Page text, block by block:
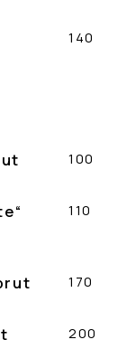
140
100
110
170
200